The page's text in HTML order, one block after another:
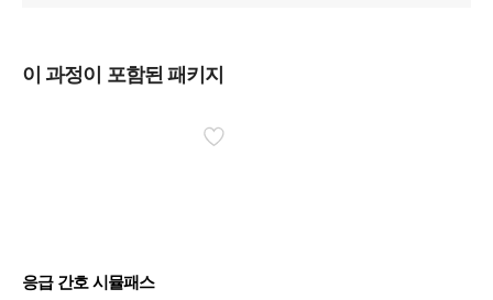
이 과정이 포함된 패키지
응급 간호 시뮬패스